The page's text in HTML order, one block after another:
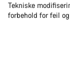
Tekniske
forbehold for feil